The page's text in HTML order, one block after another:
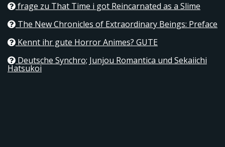
frage zu That Time i got Reincarnated as a Slime
The New Chronicles of Extraordinary Beings: Preface
Kennt ihr gute Horror Animes? GUTE
Deutsche Synchro; Junjou Romantica und Sekaiichi
Hatsukoi